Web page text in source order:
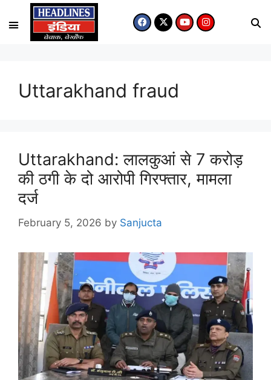
Uttarakhand fraud
Uttarakhand: लालकुआं से 7 करोड़
की ठगी के दो आरोपी गिरफ्तार, मामला
दर्ज
February 5, 2026 by Sanjucta